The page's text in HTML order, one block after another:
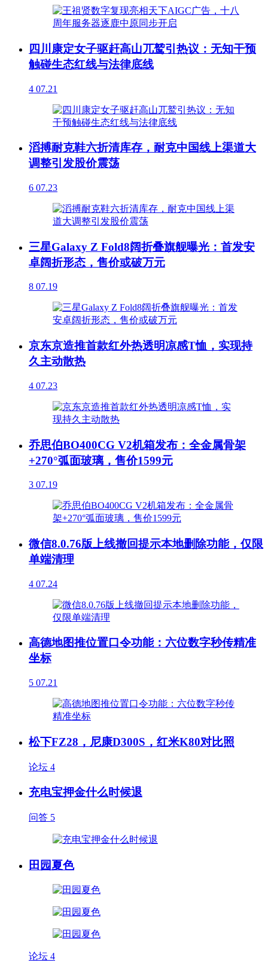
四川康定女子驱赶高山兀鹫引热议：无知干预
触碰生态红线与法律底线
4 07.21
滔搏耐克鞋六折清库存，耐克中国线上渠道大
调整引发股价震荡
6 07.23
三星Galaxy Z Fold8阔折叠旗舰曝光：首发安
卓阔折形态，售价或破万元
8 07.19
京东京造推首款红外热透明凉感T恤，实现持
久主动散热
4 07.23
乔思伯BO400CG V2机箱发布：全金属骨架
+270°弧面玻璃，售价1599元
3 07.19
微信8.0.76版上线撤回提示本地删除功能，仅限
单端清理
4 07.24
高德地图推位置口令功能：六位数字秒传精准
坐标
5 07.21
松下FZ28，尼康D300S，红米K80对比照
论坛 4
充电宝押金什么时候退
问答 5
田园夏色
论坛 4